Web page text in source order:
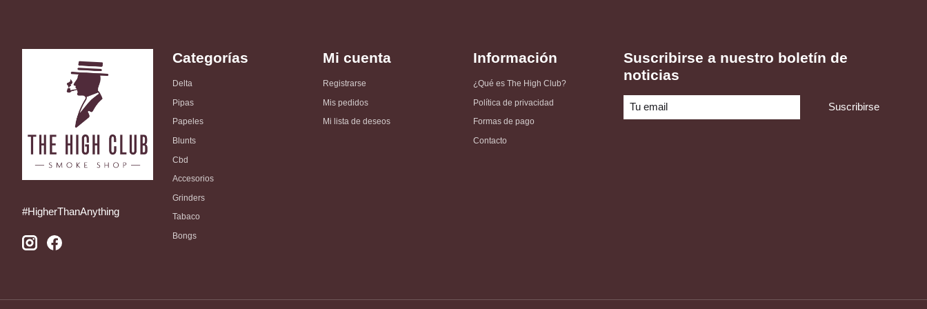
#HigherThanAnything
Categorías
Delta
Pipas
Papeles
Blunts
Cbd
Accesorios
Grinders
Tabaco
Bongs
Mi cuenta
Registrarse
Mis pedidos
Mi lista de deseos
Información
¿Qué es The High Club?
Política de privacidad
Formas de pago
Contacto
Suscribirse a nuestro boletín de
noticias
Suscribirse